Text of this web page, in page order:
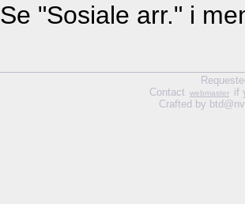
Se "Sosiale arr." i
Contact
webmaster
if
Crafted by